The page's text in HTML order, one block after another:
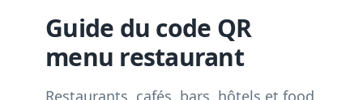
Guide du code QR
menu restaurant
Restaurants, cafés, bars, hôtels et food